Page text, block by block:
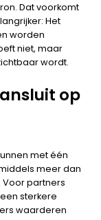
Dat voorkomt
Het
worden
niet, maar
wordt.
op
met één
meer dan
Voor partners
sterkere
waarderen